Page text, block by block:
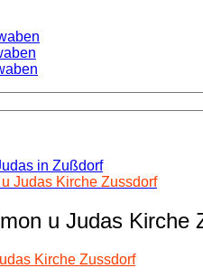
in Zußdorf
Judas Kirche Zussdorf
u Judas Kirche